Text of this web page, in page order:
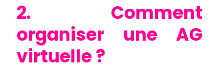
2. Comment
organiser une AG
virtuelle ?